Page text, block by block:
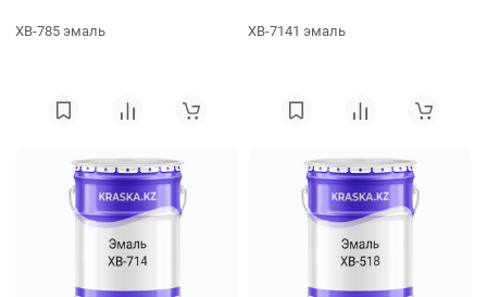
ХВ-785 эмаль ХВ-7141 эмаль